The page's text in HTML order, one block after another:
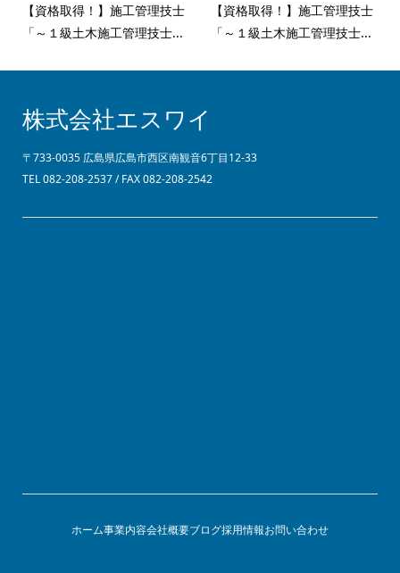
【資格取得！】施工管理技士
「～１級土木施工管理技士...
【資格取得！】施工管理技士
「～１級土木施工管理技士...
株式会社エスワイ
〒733-0035 広島県広島市西区南観音6丁目12-33
TEL 082-208-2537 / FAX 082-208-2542
ホーム事業内容会社概要ブログ採用情報お問い合わせ